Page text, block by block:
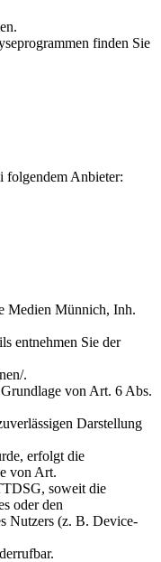
finden Sie
folgendem Anbieter:
Münnich, Inh.
entnehmen Sie der
.
von Art. 6 Abs.
Darstellung
erfolgt die
von Art.
soweit die
oder den
Nutzers (z. B. Device-